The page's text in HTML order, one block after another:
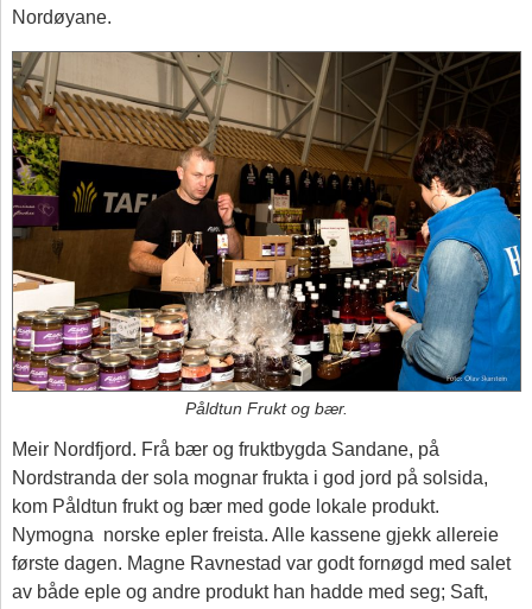
Nordøyane.
Påldtun Frukt og bær.
Meir Nordfjord. Frå bær og fruktbygda Sandane, på
Nordstranda der sola mognar frukta i god jord på solsida,
kom Påldtun frukt og bær med gode lokale produkt.
Nymogna norske epler freista. Alle kassene gjekk allereie
første dagen. Magne Ravnestad var godt fornøgd med salet
av både eple og andre produkt han hadde med seg; Saft,